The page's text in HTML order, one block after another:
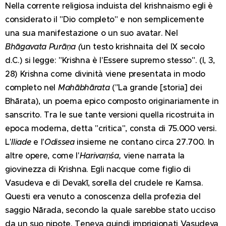
Nella corrente religiosa induista del krishnaismo egli è
considerato il "Dio completo" e non semplicemente
una sua manifestazione o un suo avatar. Nel
Bhāgavata Purāṇa (un testo krishnaita del IX secolo
d.C.) si legge: "Krishna è l'Essere supremo stesso". (I, 3,
28) Krishna come divinità viene presentata in modo
completo nel Mahābhārata ("La grande [storia] dei
Bhārata), un poema epico composto originariamente in
sanscrito. Tra le sue tante versioni quella ricostruita in
epoca moderna, detta "critica", consta di 75.000 versi.
L'Iliade e l'Odisseainsieme ne contano circa 27.700. In
altre opere, come l'Harivaṃśa, viene narrata la
giovinezza di Krishna. Egli nacque come figlio di
Vasudeva e di Devakī, sorella del crudele re Kamsa.
Questi era venuto a conoscenza della profezia del
saggio Nārada, secondo la quale sarebbe stato ucciso
da un suo nipote. Teneva quindi imprigionati Vasudeva